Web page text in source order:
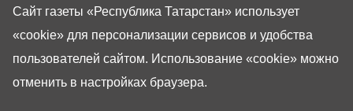
Сайт газеты «Республика Татарстан» использует
«cookie» для персонализации сервисов и удобства
пользователей сайтом. Использование «cookie» можно
отменить в настройках браузера.